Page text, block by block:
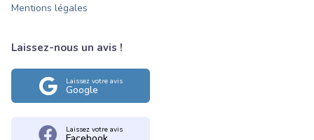
Mentions légales
Laissez-nous un avis !
Laissez votre avis
Google
Laissez votre avis